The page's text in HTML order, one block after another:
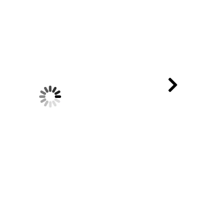
Prev